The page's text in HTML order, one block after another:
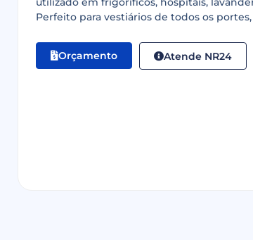
Perfeito para vestiários de todos os
Orçamento Atende NR24